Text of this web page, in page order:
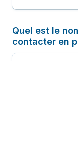
Quel est le
contacter en